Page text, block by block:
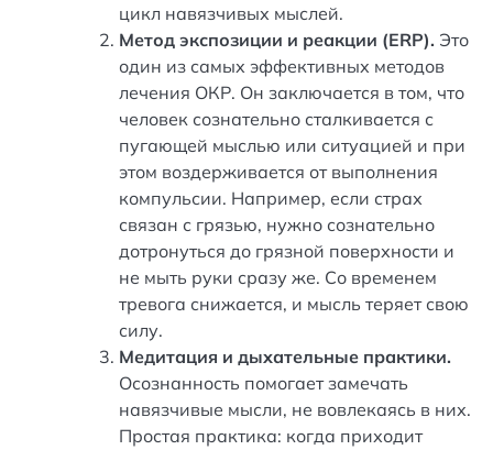
цикл навязчивых мыслей.
Метод экспозиции и реакции (ERP). Это
один из самых эффективных методов
лечения ОКР. Он заключается в том, что
человек сознательно сталкивается с
пугающей мыслью или ситуацией и при
этом воздерживается от выполнения
компульсии. Например, если страх
связан с грязью, нужно сознательно
дотронуться до грязной поверхности и
не мыть руки сразу же. Со временем
тревога снижается, и мысль теряет свою
силу.
Медитация и дыхательные практики.
Осознанность помогает замечать
навязчивые мысли, не вовлекаясь в них.
Простая практика: когда приходит